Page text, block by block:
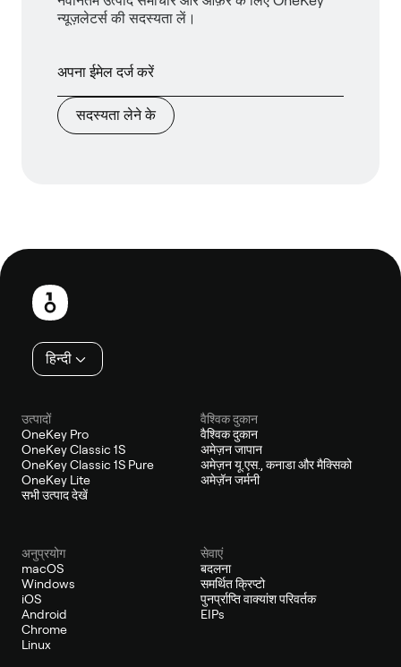
न्यूज़लेटर्स की सदस्यता लें।
सदस्यता लेने के
फ़ुटबाल
हिन्दी
उत्पादों
OneKey Pro
OneKey Classic 1S
OneKey Classic 1S Pure
OneKey Lite
सभी उत्पाद देखें
वैश्विक दुकान
वैश्विक दुकान
अमेज़न जापान
अमेज़न यू.एस., कनाडा और मैक्सिको
अमेज़ॅन जर्मनी
अनुप्रयोग
macOS
Windows
iOS
Android
Chrome
Linux
सेवाएं
बदलना
समर्थित क्रिप्टो
पुनर्प्राप्ति वाक्यांश परिवर्तक
EIPs